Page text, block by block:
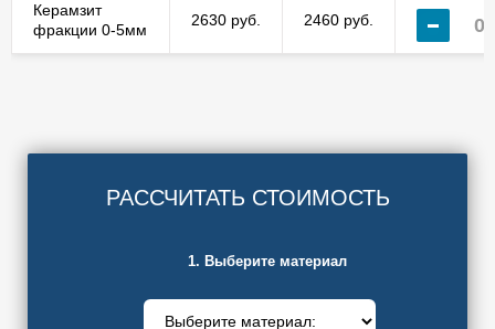
Керамзит
фракции 0-5мм
2630 руб. 2460 руб.
РАССЧИТАТЬ СТОИМОСТЬ
1. Выберите материал